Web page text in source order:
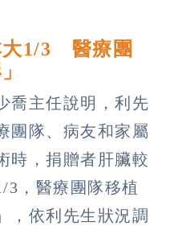
大1/3 醫療團
喬主任說明，利先
團隊、病友和家屬
時，捐贈者肝臟較
3，醫療團隊移植
，依利先生狀況調